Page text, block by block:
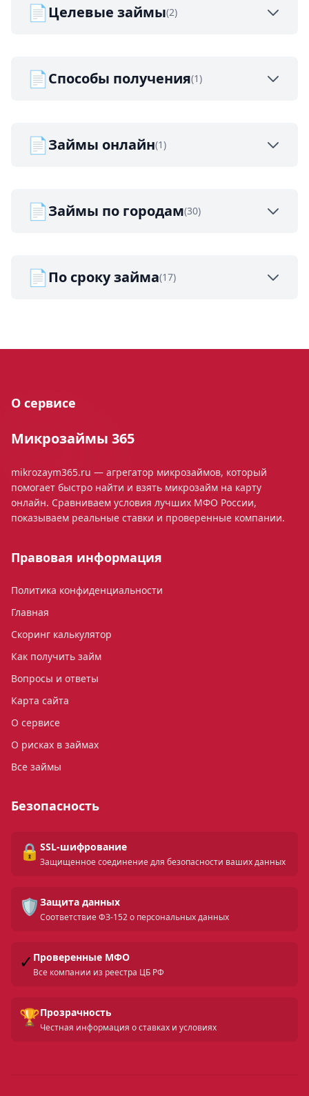
📄Целевые займы(2)
📄Способы получения(1)
📄Займы онлайн(1)
📄Займы по городам(30)
📄По сроку займа(17)
О сервисе
Микрозаймы 365
mikrozaym365.ru — агрегатор микрозаймов, который
помогает быстро найти и взять микрозайм на карту
онлайн. Сравниваем условия лучших МФО России,
показываем реальные ставки и проверенные компании.
Правовая информация
Политика конфиденциальности
Главная
Скоринг калькулятор
Как получить займ
Вопросы и ответы
Карта сайта
О сервисе
О рисках в займах
Все займы
Безопасность
🔒 SSL-шифрование
Защищенное соединение для безопасности ваших данных
🛡️ Защита данных
Соответствие ФЗ-152 о персональных данных
✓ Проверенные МФО
Все компании из реестра ЦБ РФ
🏆Прозрачность
Честная информация о ставках и условиях